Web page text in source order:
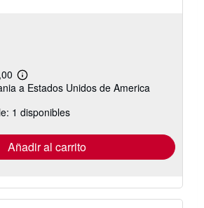
Más
información
las
tarifas
envío
a Estados Unidos de America
1 disponibles
Añadir al carrito